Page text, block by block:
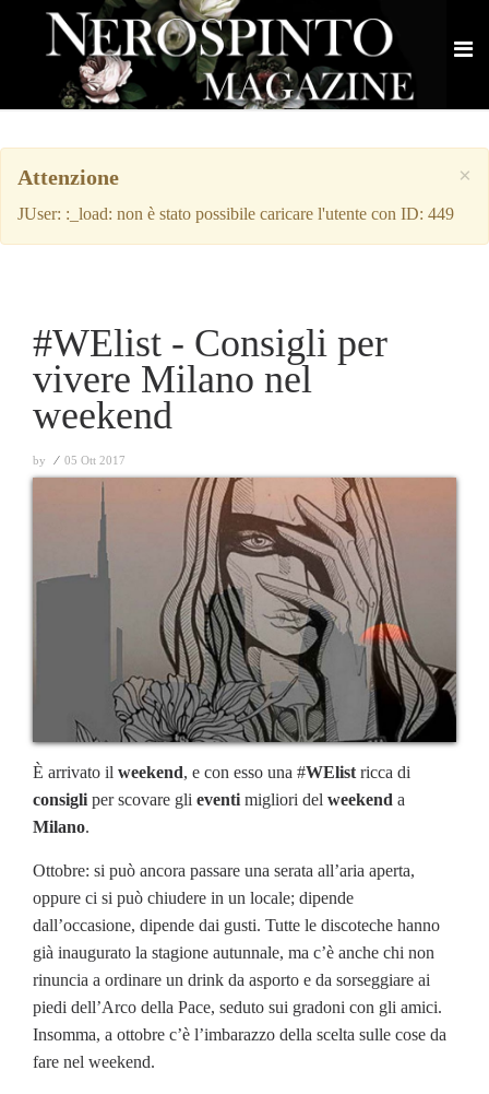
×
Attenzione
JUser: :_load: non è stato possibile caricare l'utente con ID: 449
#WElist - Consigli per
vivere Milano nel
weekend
by ⁄ 05 Ott 2017
È arrivato il weekend, e con esso una #WElist ricca di
consigli per scovare gli eventi migliori del weekend a
Milano.
Ottobre: si può ancora passare una serata all’aria aperta,
oppure ci si può chiudere in un locale; dipende
dall’occasione, dipende dai gusti. Tutte le discoteche hanno
già inaugurato la stagione autunnale, ma c’è anche chi non
rinuncia a ordinare un drink da asporto e da sorseggiare ai
piedi dell’Arco della Pace, seduto sui gradoni con gli amici.
Insomma, a ottobre c’è l’imbarazzo della scelta sulle cose da
fare nel weekend.